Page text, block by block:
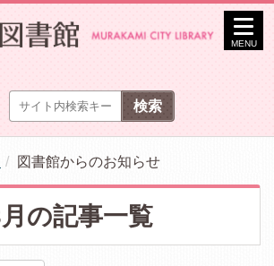
MENU
図書館からのお知らせ
の記事一覧